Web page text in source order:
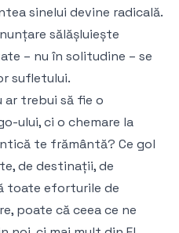
sinelui devine radicală.
sălășluiește
– nu în solitudine – se
sufletului.
ar trebui să fie o
ului, ci o chemare la
te frământă? Ce gol
de destinații, de
toate eforturile de
poate că ceea ce ne